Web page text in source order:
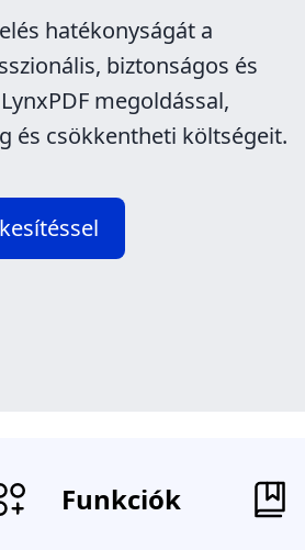
hatékonyságát a
biztonságos és
megoldással,
és csökkentheti költségeit.
Funkciók